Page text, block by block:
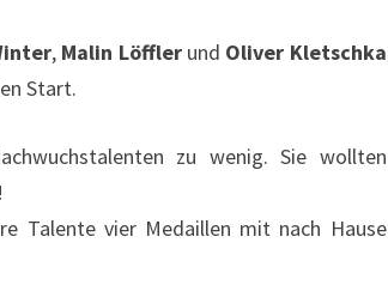
, Malin Löfflerund Oliver Kletschka
Start.
zu wenig. Sie wollten
Talente vier Medaillen mit nach Hause